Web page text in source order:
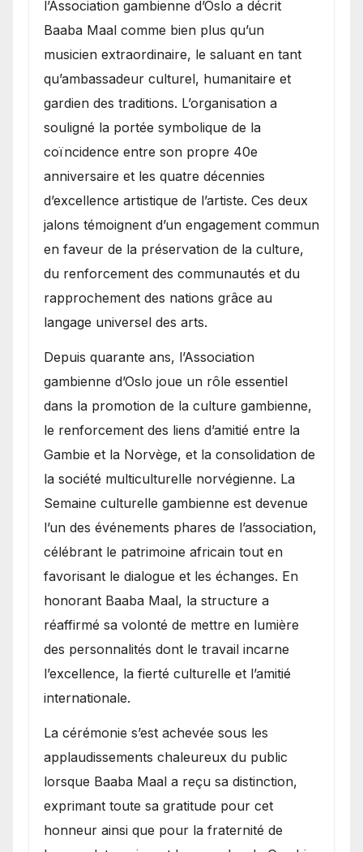
l’Association gambienne d’Oslo a décrit
Baaba Maal comme bien plus qu’un
musicien extraordinaire, le saluant en tant
qu’ambassadeur culturel, humanitaire et
gardien des traditions. L’organisation a
souligné la portée symbolique de la
coïncidence entre son propre 40e
anniversaire et les quatre décennies
d’excellence artistique de l’artiste. Ces deux
jalons témoignent d’un engagement commun
en faveur de la préservation de la culture,
du renforcement des communautés et du
rapprochement des nations grâce au
langage universel des arts.
​Depuis quarante ans, l’Association
gambienne d’Oslo joue un rôle essentiel
dans la promotion de la culture gambienne,
le renforcement des liens d’amitié entre la
Gambie et la Norvège, et la consolidation de
la société multiculturelle norvégienne. La
Semaine culturelle gambienne est devenue
l’un des événements phares de l’association,
célébrant le patrimoine africain tout en
favorisant le dialogue et les échanges. En
honorant Baaba Maal, la structure a
réaffirmé sa volonté de mettre en lumière
des personnalités dont le travail incarne
l’excellence, la fierté culturelle et l’amitié
internationale.
​La cérémonie s’est achevée sous les
applaudissements chaleureux du public
lorsque Baaba Maal a reçu sa distinction,
exprimant toute sa gratitude pour cet
honneur ainsi que pour la fraternité de